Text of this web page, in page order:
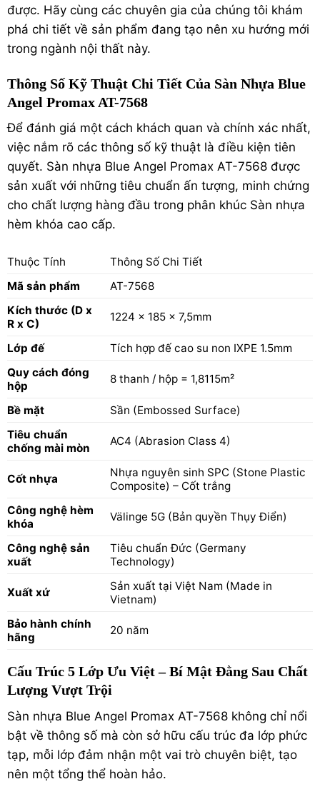
được. Hãy cùng các chuyên gia của chúng tôi khám
phá chi tiết về sản phẩm đang tạo nên xu hướng mới
trong ngành nội thất này.
Thông Số Kỹ Thuật Chi Tiết Của Sàn Nhựa Blue
Angel Promax AT-7568
Để đánh giá một cách khách quan và chính xác nhất,
việc nắm rõ các thông số kỹ thuật là điều kiện tiên
quyết. Sàn nhựa Blue Angel Promax AT-7568 được
sản xuất với những tiêu chuẩn ấn tượng, minh chứng
cho chất lượng hàng đầu trong phân khúc Sàn nhựa
hèm khóa cao cấp.
Thuộc Tính
Thông Số Chi Tiết
Mã sản phẩm
AT-7568
Kích thước (D x
R x C)
1224 x 185 x 7,5mm
Lớp đế
Tích hợp đế cao su non IXPE 1.5mm
Quy cách đóng
hộp
8 thanh / hộp = 1,8115m²
Bề mặt
Sần (Embossed Surface)
Tiêu chuẩn
chống mài mòn
AC4 (Abrasion Class 4)
Cốt nhựa
Nhựa nguyên sinh SPC (Stone Plastic
Composite) – Cốt trắng
Công nghệ hèm
khóa
Välinge 5G (Bản quyền Thụy Điển)
Công nghệ sản
xuất
Tiêu chuẩn Đức (Germany
Technology)
Xuất xứ
Sản xuất tại Việt Nam (Made in
Vietnam)
Bảo hành chính
hãng
20 năm
Cấu Trúc 5 Lớp Ưu Việt – Bí Mật Đằng Sau Chất
Lượng Vượt Trội
Sàn nhựa Blue Angel Promax AT-7568 không chỉ nổi
bật về thông số mà còn sở hữu cấu trúc đa lớp phức
tạp, mỗi lớp đảm nhận một vai trò chuyên biệt, tạo
nên một tổng thể hoàn hảo.